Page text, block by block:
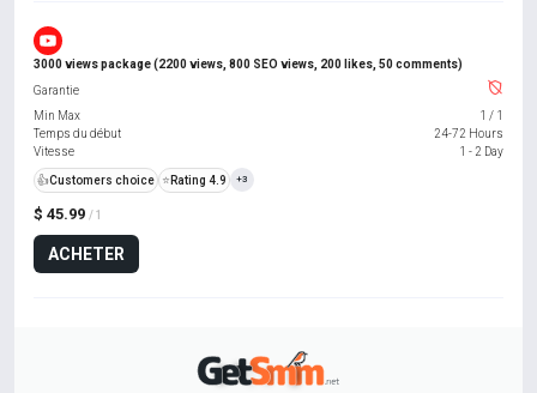
3000 views package (2200 views, 800 SEO views, 200 likes, 50 comments)
$ 45.99 / 1
ACHETER
Garantie
Min Max
1 / 1
Temps du début
24-72 Hours
Vitesse
1 - 2 Day
👍Customers choice ⭐ Rating 4.9 +3